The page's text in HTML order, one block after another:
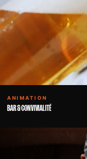
ANIMATION
BAR & CONVIVIALITÉ